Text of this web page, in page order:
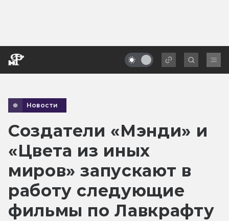
Новости
Создатели «Мэнди» и
«Цвета из иных
миров» запускают в
работу следующие
фильмы по Лавкрафту